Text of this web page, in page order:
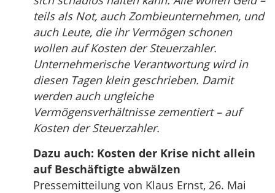
teils als Not, auch Zombieunternehmen, und
auch Leute, die ihr Vermögen schonen
wollen auf Kosten der Steuerzahler.
Unternehmerische Verantwortung wird in
diesen Tagen klein geschrieben. Damit
werden auch ungleiche
Vermögensverhältnisse zementiert – auf
Kosten der Steuerzahler.
Dazu auch: Kosten der Krise nicht allein
auf Beschäftigte abwälzen
Pressemitteilung von Klaus Ernst, 26. Mai